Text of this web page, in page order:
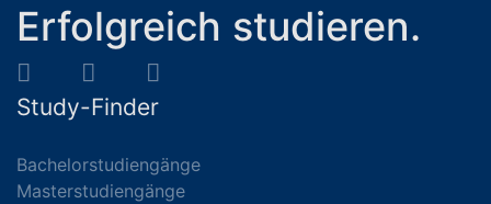
Erfolgreich studieren.
Study-Finder
Bachelorstudiengänge
Masterstudiengänge